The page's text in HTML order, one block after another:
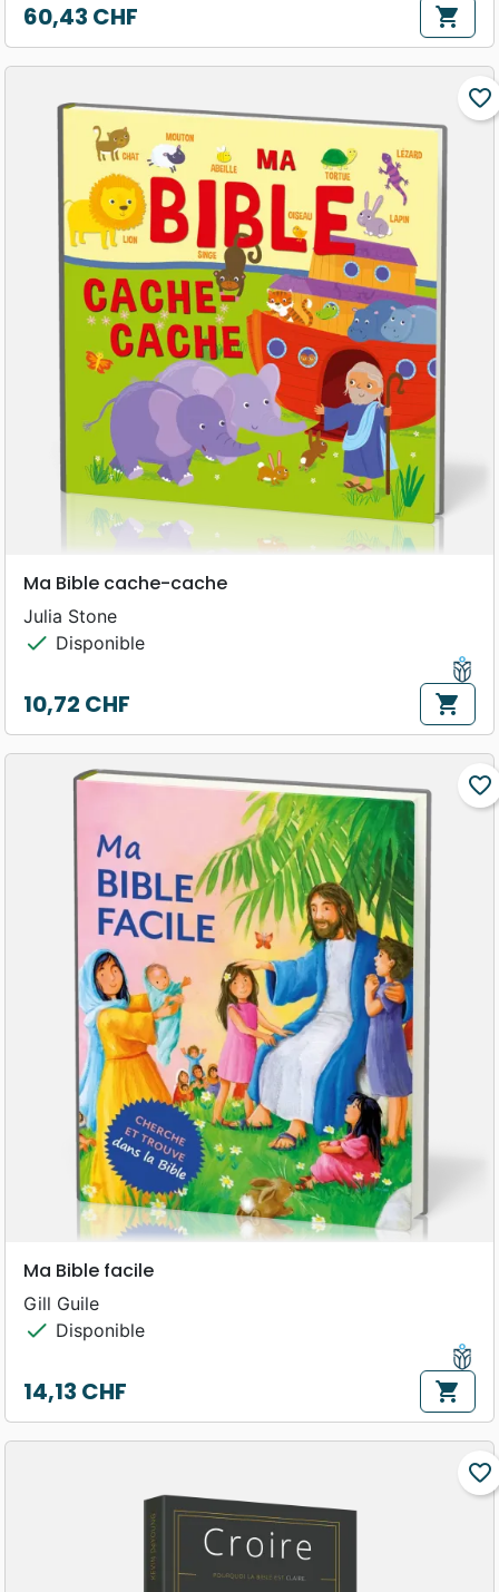
Prix
60,43 CHF shopping_cart
favorite_border
Ma Bible cache-cache
Julia Stone
check Disponible
Prix
10,72 CHF shopping_cart
favorite_border
Ma Bible facile
Gill Guile
check Disponible
Prix
14,13 CHF shopping_cart
favorite_border